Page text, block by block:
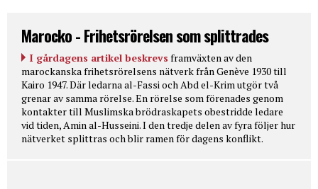
Marocko - Frihetsrörelsen som splittrades
I gårdagens artikel beskrevs framväxten av den
marockanska frihetsrörelsens nätverk från Genève 1930 till
Kairo 1947. Där ledarna al-Fassi och Abd el-Krim utgör två
grenar av samma rörelse. En rörelse som förenades genom
kontakter till Muslimska brödraskapets obestridde ledare
vid tiden, Amin al-Husseini. I den tredje delen av fyra följer hur
nätverket splittras och blir ramen för dagens konflikt.